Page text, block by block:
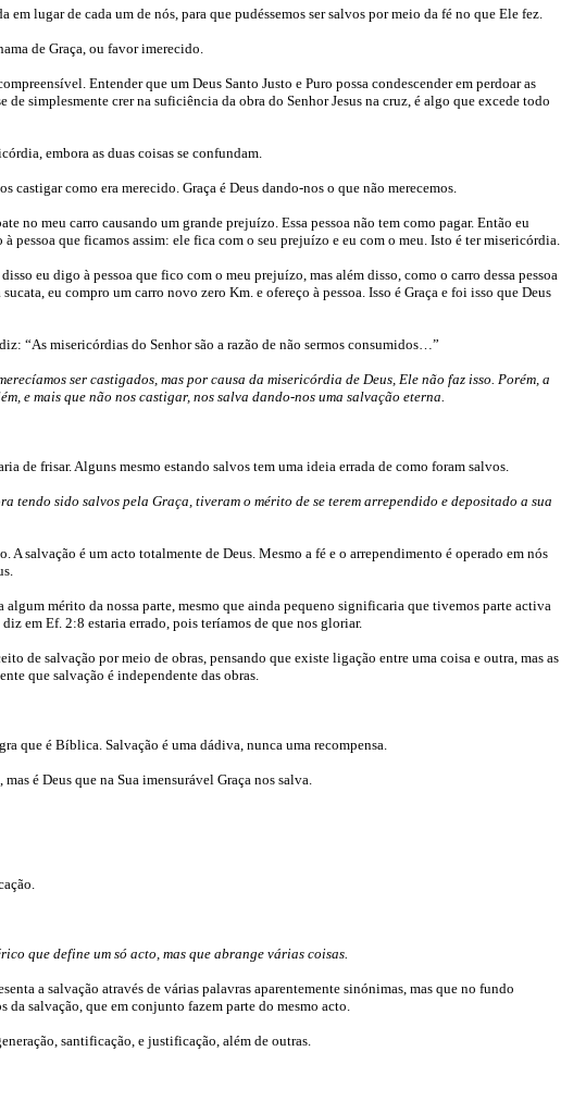
em lugar de cada um de nós, para que pudéssemos ser salvos por meio da fé no que Ele fez.
de Graça, ou favor imerecido.
Entender que um Deus Santo Justo e Puro possa condescender em perdoar as
de simplesmente crer na suficiência da obra do Senhor Jesus na cruz, é algo que excede todo
embora as duas coisas se confundam.
castigar como era merecido. Graça é Deus dando-nos o que não merecemos.
no meu carro causando um grande prejuízo. Essa pessoa não tem como pagar. Então eu
pessoa que ficamos assim: ele fica com o seu prejuízo e eu com o meu. Isto é ter misericórdia.
eu digo à pessoa que fico com o meu prejuízo, mas além disso, como o carro dessa pessoa
eu compro um carro novo zero Km. e ofereço à pessoa. Isso é Graça e foi isso que Deus
“As misericórdias do Senhor são a razão de não sermos consumidos…”
ser castigados, mas por causa da misericórdia de Deus, Ele não faz isso. Porém, a
e mais que não nos castigar, nos salva dando-nos uma salvação eterna.
de frisar. Alguns mesmo estando salvos tem uma ideia errada de como foram salvos.
tendo sido salvos pela Graça, tiveram o mérito de se terem arrependido e depositado a sua
A salvação é um acto totalmente de Deus. Mesmo a fé e o arrependimento é operado em nós
algum mérito da nossa parte, mesmo que ainda pequeno significaria que tivemos parte activa
diz em Ef. 2:8 estaria errado, pois teríamos de que nos gloriar.
de salvação por meio de obras, pensando que existe ligação entre uma coisa e outra, mas as
que salvação é independente das obras.
que é Bíblica. Salvação é uma dádiva, nunca uma recompensa.
é Deus que na Sua imensurável Graça nos salva.
que define um só acto, mas que abrange várias coisas.
a salvação através de várias palavras aparentemente sinónimas, mas que no fundo
da salvação, que em conjunto fazem parte do mesmo acto.
santificação, e justificação, além de outras.